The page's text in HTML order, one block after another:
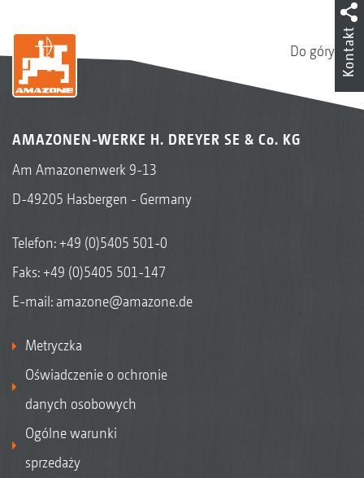
Do góry
AMAZONEN-WERKE H. DREYER SE & Co. KG
Am Amazonenwerk 9-13
D-49205 Hasbergen - Germany
Telefon:+49 (0)5405 501-0
Faks: +49 (0)5405 501-147
E-mail: amazone@amazone.de
Metryczka
Oświadczenie o ochronie
danych osobowych
Ogólne warunki
sprzedaży
Kontakt